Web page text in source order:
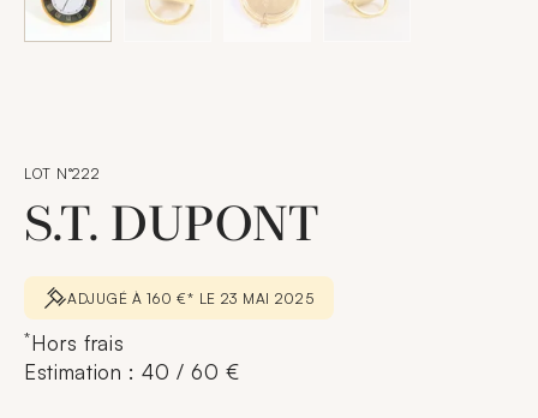
LOT N°222
S.T. DUPONT
ADJUGÉ À 160 €* LE 23 MAI 2025
*Hors frais
Estimation : 40 / 60 €